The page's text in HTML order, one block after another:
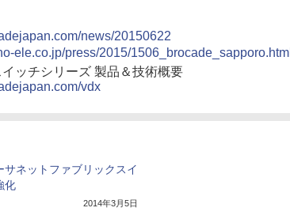
news/20150622
ele.co.jp/press/2015/1506_brocade_sapporo.html
ッチシリーズ 製品＆技術概要
vdx
サネットファブリックスイ
化
2014年3月5日